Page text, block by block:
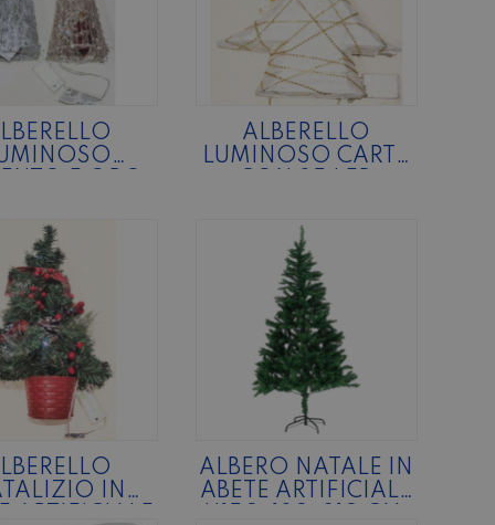
ALBERELLO
LUMINOSO CARTA
IN
ALBERO NATALE IN
ABETE ARTIFICIALE